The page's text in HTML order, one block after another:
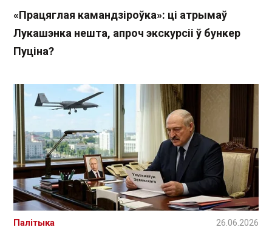
«Працяглая камандзіроўка»: ці атрымаў
Лукашэнка нешта, апроч экскурсіі ў бункер
Пуціна?
Палітыка 26.06.2026